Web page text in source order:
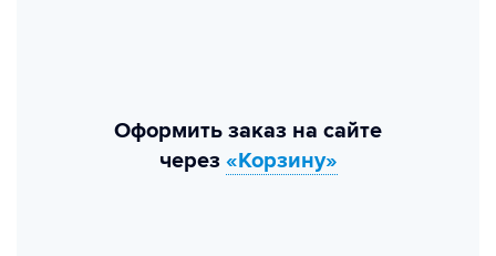
Оформить заказ на сайте
через «Корзину»